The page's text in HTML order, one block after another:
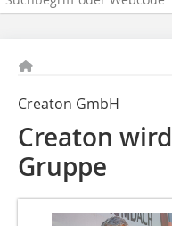
Creaton GmbH
Creaton
Gruppe